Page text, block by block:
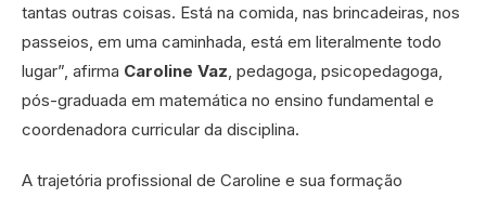
tantas outras coisas. Está na comida, nas brincadeiras, nos
passeios, em uma caminhada, está em literalmente todo
lugar”, afirma Caroline Vaz , pedagoga, psicopedagoga,
pós-graduada em matemática no ensino fundamental e
coordenadora curricular da disciplina.
A trajetória profissional de Caroline e sua formação